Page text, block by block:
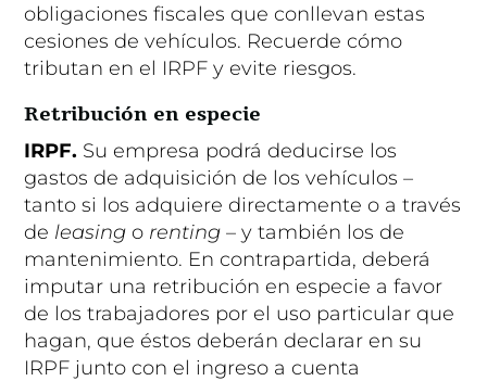
obligaciones fiscales que conllevan estas
cesiones de vehículos. Recuerde cómo
tributan en el IRPF y evite riesgos.
Retribución en especie
IRPF. Su empresa podrá deducirse los
gastos de adquisición de los vehículos –
tanto si los adquiere directamente o a través
de leasing o renting – y también los de
mantenimiento. En contrapartida, deberá
imputar una retribución en especie a favor
de los trabajadores por el uso particular que
hagan, que éstos deberán declarar en su
IRPF junto con el ingreso a cuenta